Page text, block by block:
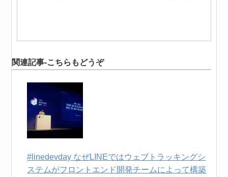
関連記事-こちらもどうぞ
#linedevday なぜLINEではウェブトラッキングシ
ステムがフロントエンド開発チームによって構築